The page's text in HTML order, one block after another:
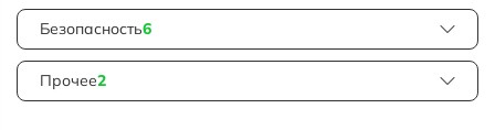
Безопасность6
Прочее2